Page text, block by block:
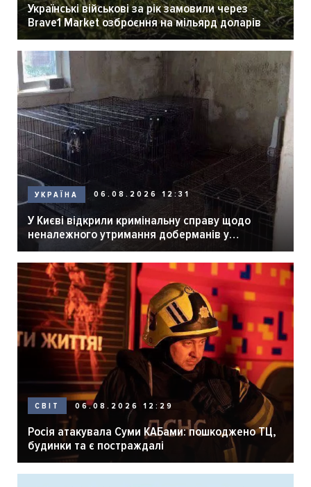
Українські військові за рік замовили через
Brave1 Market озброєння на мільярд доларів
УКРАЇНА 06.08.2026 12:31
У Києві відкрили кримінальну справу щодо
неналежного утримання доберманів у
розпліднику
СВІТ 06.08.2026 12:29
Росія атакувала Суми КАБами: пошкоджено ТЦ,
будинки та є постраждалі